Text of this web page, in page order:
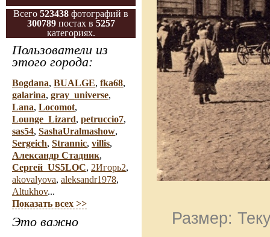
Всего 523438 фотографий в
300789постах в 5257
категориях.
Пользователи из
этого города:
Bogdana, BUALGE, fka68,
galarina, gray_universe,
Lana, Locomot,
Lounge_Lizard, petruccio7,
sas54, SashaUralmashow,
Sergeich, Strannic, villis,
Александр Стадник,
Сергей_US5LOC, 2Игорь2,
akovalyova, aleksandr1978,
Altukhov...
Показать всех >>
Это важно Размер: